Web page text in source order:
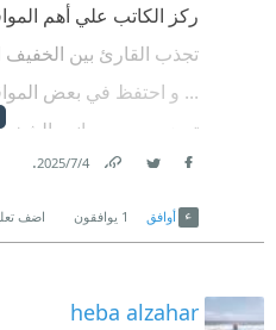
ركز الكاتب علي أهم
تجذب القارئ بين الخفيف
... و احتفظ في بعض
توضح جميع جوانب
كلثوم حيث .. حيث أننا
4‏/7‏/2025
.
أوافق 1 يوافقون اضف
heba alzahar